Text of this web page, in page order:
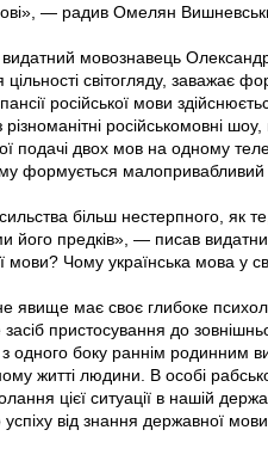
мові», — радив Омелян
мовознавець
цільності світогляду, заважає
російської мови
російськомовні
подачі двох мов на одному
формується малопривабливий
більш нестерпного, як
його предків», — писав
мови? Чому українська мова у
явище має своє глибоке
пристосування до
з одного боку раннім родинним
житті людини. В особі
цієї ситуації в нашій
успіху від знання державної